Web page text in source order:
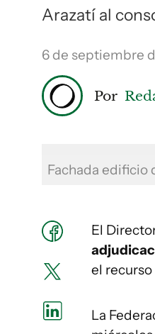
Arazatí al
6 de septiembre
Por
Fachada edificio
El
el
La